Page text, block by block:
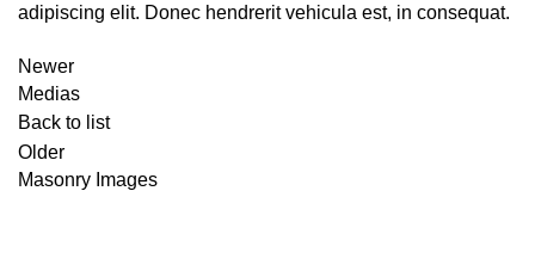
adipiscing elit. Donec hendrerit vehicula est, in consequat.
Newer
Medias
Back to list
Older
Masonry Images